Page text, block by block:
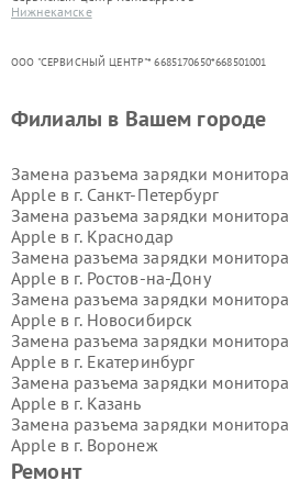
Нижнекамске
ООО "СЕРВИСНЫЙ ЦЕНТР"* 6685170650*668501001
Ремонт
Филиалы в Вашем городе
Замена разъема зарядки монитора
Apple в г. Санкт-Петербург
Замена разъема зарядки монитора
Apple в г. Краснодар
Замена разъема зарядки монитора
Apple в г. Ростов-на-Дону
Замена разъема зарядки монитора
Apple в г. Новосибирск
Замена разъема зарядки монитора
Apple в г. Екатеринбург
Замена разъема зарядки монитора
Apple в г. Казань
Замена разъема зарядки монитора
Apple в г. Воронеж
Замена разъема зарядки монитора